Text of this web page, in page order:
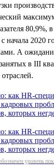
80,9%,
2020
А
в III
уровень